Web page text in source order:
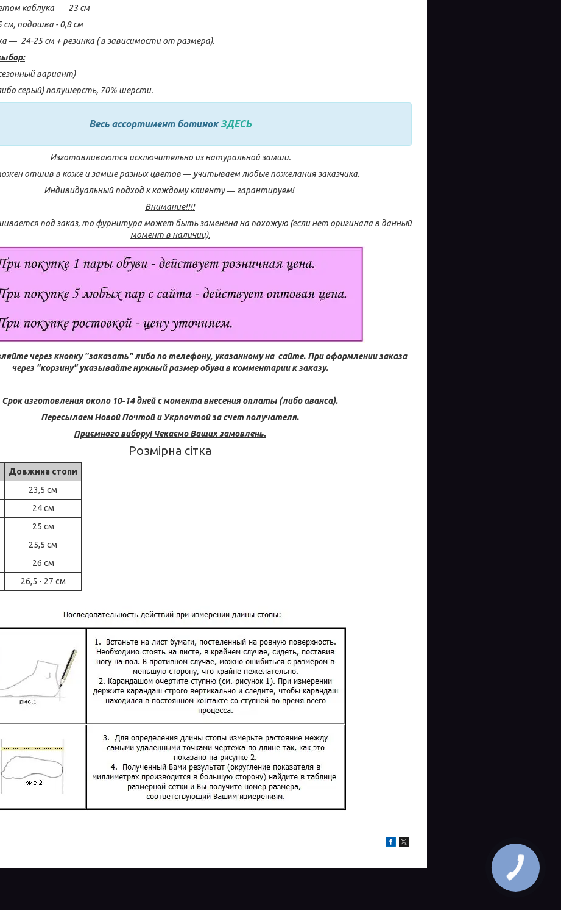
каблука ― 23 см
см, подошва - 0,8 см
― 24-25 см + резинка ( в зависимости от размера).
вариант)
серый) полушерсть, 70% шерсти.
Весь ассортимент ботинокЗДЕСЬ
Изготавливаются исключительно из натуральной замши.
отшив в коже и замше разных цветов ― учитываем любые пожелания заказчика.
Индивидуальный подход к каждому клиенту ― гарантируем!
Внимание!!!!
под заказ, то фурнитура может быть заменена на похожую (если нет оригинала в данный
момент в наличии).
через кнопку "заказать" либо по телефону, указанному на сайте. При оформлении заказа
через "корзину" указывайте нужный размер обуви в комментарии к заказу.
Срок изготовления около 10-14 дней с момента внесения оплаты (либо аванса).
Пересылаем Новой Почтой и Укрпочтой за счет получателя.
Приємного вибору! Чекаємо Ваших замовлень.
Розмірна сітка
Довжина стопи
23,5 см
24 см
25 см
25,5 см
26 см
26,5 - 27 см